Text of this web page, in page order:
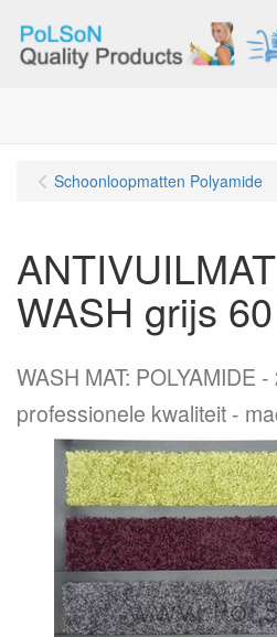
Schoonloopmatten Polyamide
WASH grijs
WASH MAT: POLYAMIDE
professionele kwaliteit -